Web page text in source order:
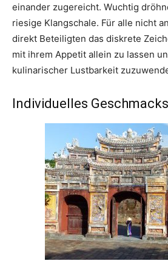
einander zugereicht. Wuchtig
riesige Klangschale. Für alle nicht
direkt Beteiligten das diskrete
mit ihrem Appetit allein zu lassen
kulinarischer Lustbarkeit
Individuelles